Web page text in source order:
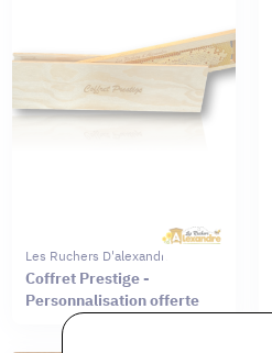
Les Ruchers D'alexandre
Coffret Prestige -
Personnalisation offerte